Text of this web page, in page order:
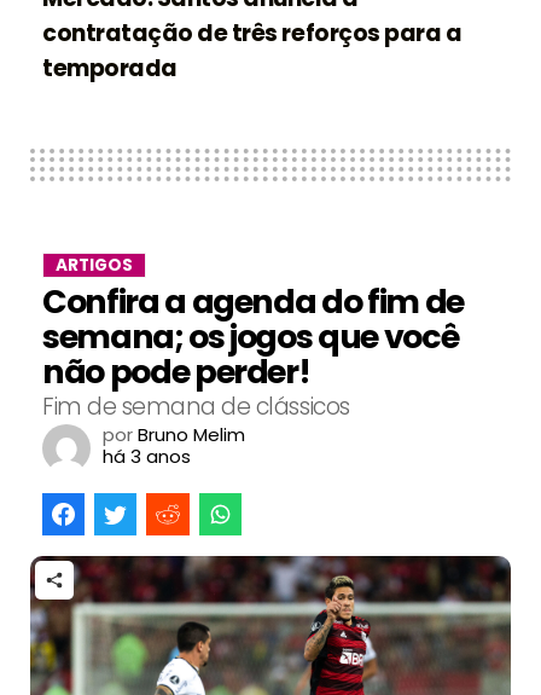
contratação de três reforços para a
temporada
ARTIGOS
Confira a agenda do fim de
semana; os jogos que você
não pode perder!
Fim de semana de clássicos
porBruno Melim
há 3 anos